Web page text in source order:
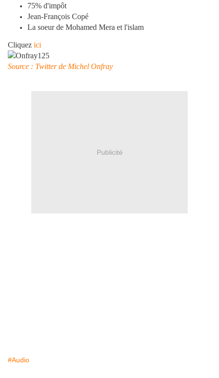
75% d'impôt
Jean-François Copé
La soeur de Mohamed Mera et l'islam
Cliquez ici
Source : Twitter de Michel Onfray
Publicité
#Audio